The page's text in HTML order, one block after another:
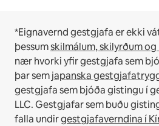
*Eignavernd gestgjafa er ekki
þessumskilmálum, skilyrðum
nær hvorki yfir gestgjafa sem
þar semjapanska
gestgjafa sem bjóða gistingu í
LLC.Gestgjafar sem buðu
falla undirgestgjafaverndina í